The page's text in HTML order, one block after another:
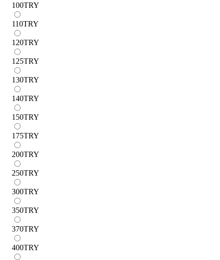
100TRY
110TRY
120TRY
125TRY
130TRY
140TRY
150TRY
175TRY
200TRY
250TRY
300TRY
350TRY
370TRY
400TRY